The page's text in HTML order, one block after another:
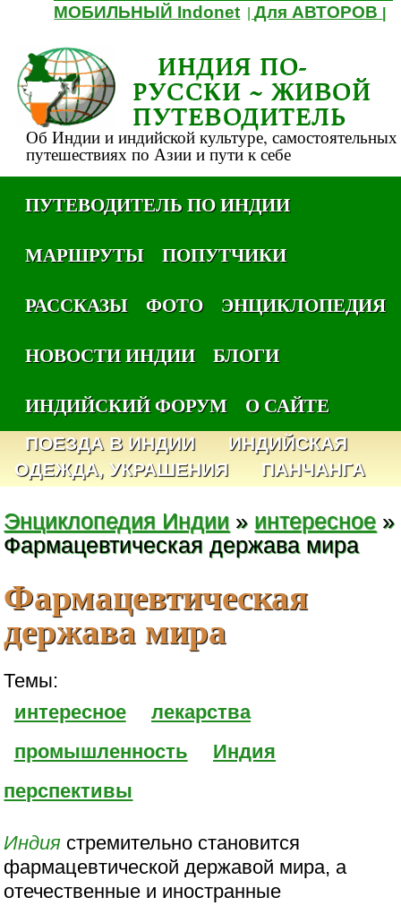
МОБИЛЬНЫЙ Indonet |Для АВТОРОВ
ИНДИЯ ПО-
РУССКИ ~ ЖИВОЙ
ПУТЕВОДИТЕЛЬ
Об Индии и индийской культуре, самостоятельных
путешествиях по Азии и пути к себе
ПУТЕВОДИТЕЛЬ ПО ИНДИИ
МАРШРУТЫ
ПОПУТЧИКИ
РАССКАЗЫ
ФОТО
ЭНЦИКЛОПЕДИЯ
НОВОСТИ ИНДИИ
БЛОГИ
ИНДИЙСКИЙ ФОРУМ
О САЙТЕ
ПОЕЗДА В ИНДИИ
ИНДИЙСКАЯ
ОДЕЖДА, УКРАШЕНИЯ
ПАНЧАНГА
Энциклопедия Индии » интересное »
Фармацевтическая держава мира
Фармацевтическая
держава мира
Темы:
интересное
лекарства
промышленность
Индия
перспективы
Индия стремительно становится
фармацевтической державой мира, а
отечественные и иностранные